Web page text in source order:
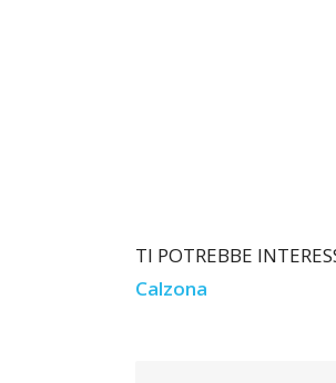
TI POTREBBE
Calzona